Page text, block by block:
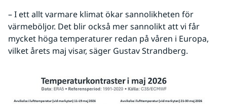
– I ett allt varmare klimat ökar sannolikheten för
värmeböljor. Det blir också mer sannolikt att vi får
mycket höga temperaturer redan på våren i Europa,
vilket årets maj visar, säger Gustav Strandberg.